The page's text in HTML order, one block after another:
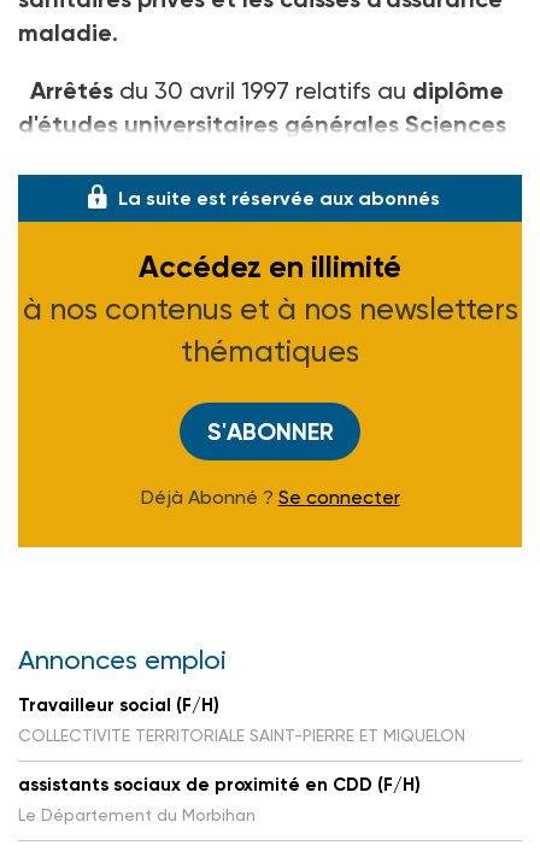
maladie.
Arrêtés du 30 avril 1997 relatifs au diplôme
d'études universitaires générales Sciences
La suite est réservée aux abonnés
Accédez en illimité
à nos contenus et à nos newsletters
thématiques
S'ABONNER
Déjà Abonné ? Se connecter
Annonces emploi
Travailleur social (F/H)
COLLECTIVITE TERRITORIALE SAINT-PIERRE ET MIQUELON
assistants sociaux de proximité en CDD (F/H)
Le Département du Morbihan